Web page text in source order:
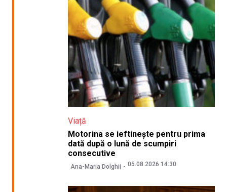
Viață
Motorina se ieftinește pentru prima
dată după o lună de scumpiri
consecutive
Ana-Maria Dolghii 05.08.2026 14:30